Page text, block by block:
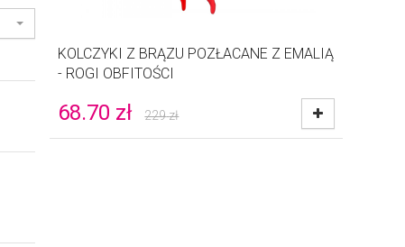
KOLCZYKI Z BRĄZU POZŁACANE Z EMALIĄ
- ROGI OBFITOŚCI
68.70 zł 229zł